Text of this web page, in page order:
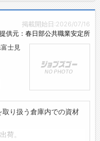
掲載開始日:2026/07/16
供元：春日部公共職業安定所
士見
り扱う倉庫内での資材
荷。